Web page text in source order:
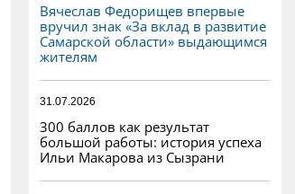
Вячеслав Федорищев впервые
вручил знак «За вклад в развитие
Самарской области» выдающимся
жителям
31.07.2026
300 баллов как результат
большой работы: история успеха
Ильи Макарова из Сызрани